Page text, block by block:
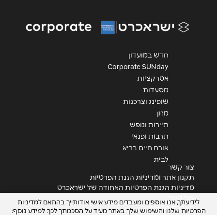
אנא חזרו אלי בקשר ל...
9969*
פתח תקווה
אם המושבות החדשה מרכז רום יעל רום 8
9969*
קריית ביאליק
קניון הקריון – קומה 2 מתחם האוכל דרך עכו
9969*
חדש במועדון
Corporate SUNday
אטרקציות
מסעדות
שופינג וצרכנות
מזון
תיירות ונופש
תרבות ופנאי
אורח חיים בריא
לבית
צור קשר
תקנון אתר ומדיניות הגנת הפרטיות
מדיניות הגנת הפרטיות האחודה של ישראכרט
הצהרת נגישות
לידיעתך, אנו אוספים ומעבדים מידע אישי אודותייך בהתאם למדיניות
הפרטיות שלנו והשימוש שלך באתר מעיד על הסכמתך לכך. למידע נוסף: